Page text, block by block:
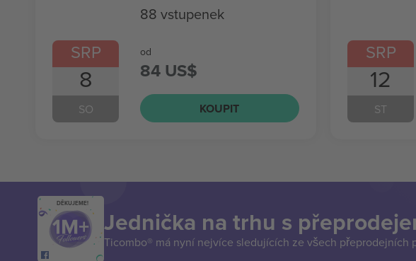
SRP
8
SO
88 vstupenek
od
84 US$
KOUPIT
SRP
12
ST
DĚKUJEME!
Jednička na trhu s
Ticombo® má nyní nejvíce sledujících ze všech přeprodejních